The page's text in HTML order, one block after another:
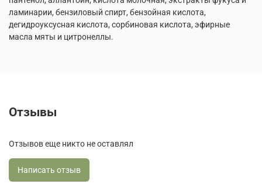
ламинарии, бензиловый спирт, бензойная кислота,
дегидроуксусная кислота, сорбиновая кислота, эфирные
масла мяты и цитронеллы.
Отзывы
Отзывов еще никто не оставлял
Написать отзыв